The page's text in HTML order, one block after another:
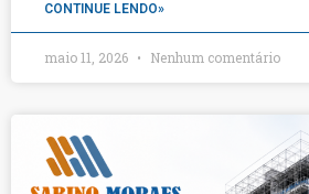
CONTINUE LENDO»
maio 11, 2026 Nenhum comentário